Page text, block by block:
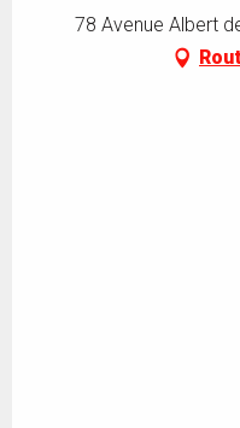
78 Avenue Albert